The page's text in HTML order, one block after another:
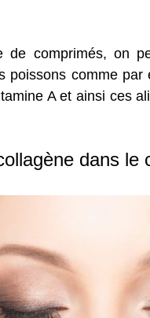
comprimés, on
comme
A et ainsi ces
dans le